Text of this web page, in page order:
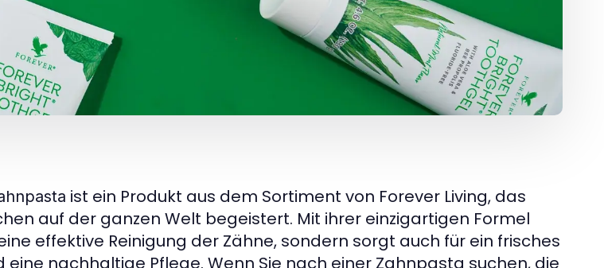
ist ein Produkt aus dem Sortiment von Forever Living, das
auf der ganzen Welt begeistert. Mit ihrer einzigartigen Formel
effektive Reinigung der Zähne, sondern sorgt auch für ein frisches
eine nachhaltige Pflege. Wenn Sie nach einer Zahnpasta suchen, die